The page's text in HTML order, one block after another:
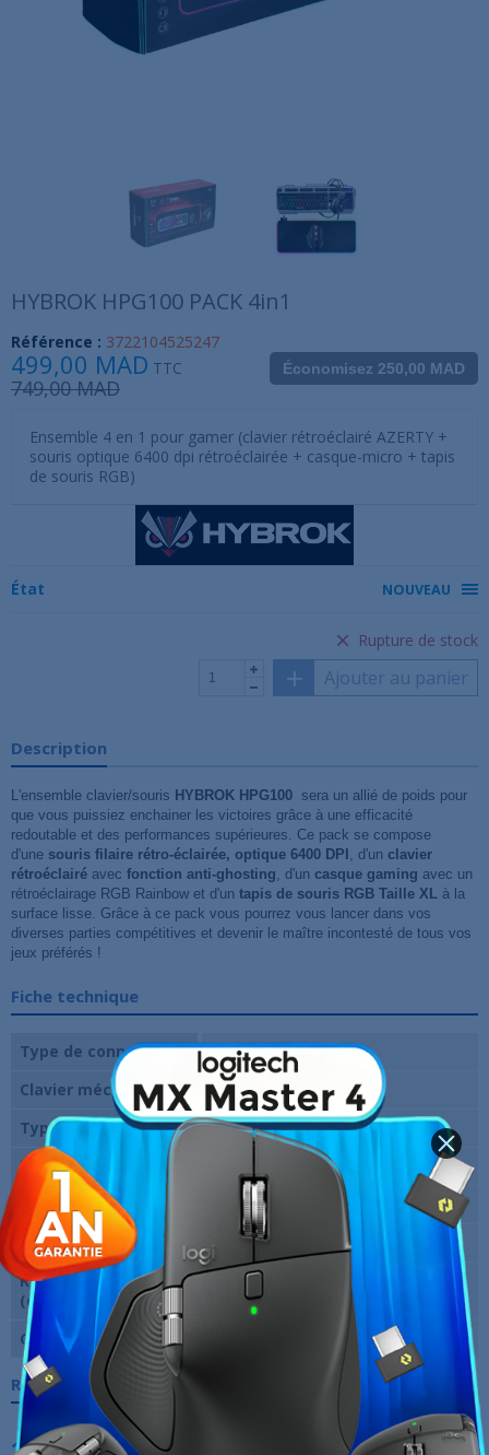
HYBROK HPG100 PACK 4in1
Référence : 3722104525247
Économisez 250,00 MAD
499,00 MAD TTC
749,00 MAD
Ensemble 4 en 1 pour gamer (clavier rétroéclairé AZERTY +
souris optique 6400 dpi rétroéclairée + casque-micro + tapis
de souris RGB)
État NOUVEAU
Rupture de stock
Ajouter au panier
Description
L'ensemble clavier/souris HYBROK HPG100 sera un allié de poids pour
que vous puissiez enchainer les victoires grâce à une efficacité
redoutable et des performances supérieures. Ce pack se compose
d'une souris filaire rétro-éclairée, optique 6400 DPI , d'un clavier
rétroéclairé avec fonction anti-ghosting, d'un casque gaming avec un
rétroéclairage RGB Rainbow et d'un tapis de souris RGB Taille XL à la
surface lisse. Grâce à ce pack vous pourrez vous lancer dans vos
diverses parties compétitives et devenir le maître incontesté de tous vos
jeux préférés !
Fiche technique
Type de connexion
Filaire
Clavier mécanique
Non
Type de touches
À membrane
Rétro-éclairage
Norme du clavier
AZERTY
Type de capteur
Optique
Résolution maximale
(dpi)
6400
Garantie
Références spécifiques
10 AUTRES PRODUITS DANS LA MÊME